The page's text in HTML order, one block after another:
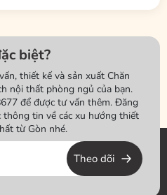
hiểu chính...
biệt?
thiết kế và sản xuất Chăn
nội thất phòng ngủ của bạn.
để được tư vấn thêm. Đăng
thông tin về các xu hướng thiết
từ Gòn nhé.
Theo dõi